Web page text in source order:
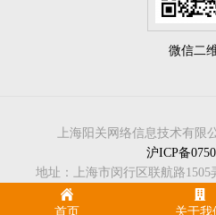
微信二
上海阳关网络信息技术有限
沪ICP备
地址：上海市闵行区联航路1505
首页 关于我